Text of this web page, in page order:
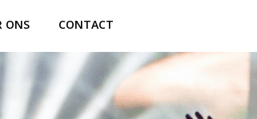
ONS CONTACT